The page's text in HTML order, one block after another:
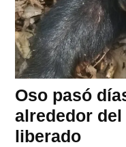
Oso pasó
alrededor
liberado